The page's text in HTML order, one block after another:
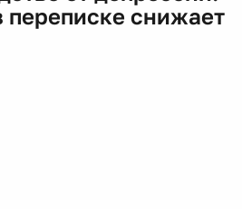
переписке снижает